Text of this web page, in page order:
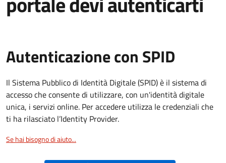
Autenticazione con SPID
Il Sistema Pubblico di Identità Digitale (SPID) è il sistema di
accesso che consente di utilizzare, con un'identità digitale
unica, i servizi online. Per accedere utilizza le credenziali che
ti ha rilasciato l’Identity Provider.
Se hai bisogno di aiuto...